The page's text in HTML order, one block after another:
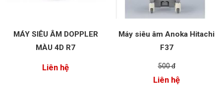
MÁY SIÊU ÂM DOPPLER
MÀU 4D R7
Liên hệ
Máy siêu âm Anoka Hitachi
F37
500 đ
Liên hệ